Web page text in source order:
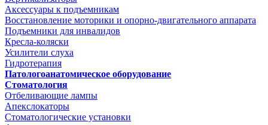
Аксессуары к подъемникам
Восстановление моторики и опорно-двигательного аппарата
Подъемники для инвалидов
Кресла-коляски
Усилители слуха
Гидротерапия
Патологоанатомическое оборудование
Стоматология
Отбеливающие лампы
Апекслокаторы
Стоматологические установки